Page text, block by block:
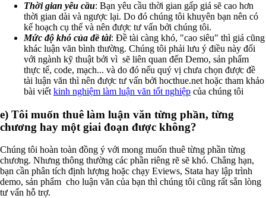
Thời gian yêu cầu: Bạn yêu cầu thời gian gấp giá sẽ cao hơn
thời gian dài và ngược lại. Do đó chúng tôi khuyên bạn nên có
kế hoạch cụ thể và nên được tư vấn bởi chúng tôi.
Mức độ khó của đề tài: Đề tài càng khó, "cao siêu" thì giá cũng
khác luận văn bình thường. Chúng tôi phải lưu ý điều này đối
với ngành kỹ thuật bởi vì sẽ liên quan đến Demo, sản phẩm
thực tế, code, mạch... và do đó nếu quý vị chưa chọn được đề
tài luận văn thì nên được tư vấn bởi hocthue.net hoặc tham khảo
bài viết kinh nghiệm làm luận văn tốt nghiệp của chúng tôi
e) Tôi muốn thuê làm luận văn từng phần, từng
chương hay một giai đoạn được không?
Chúng tôi hoàn toàn đồng ý với mong muốn thuê từng phần từng
chương. Nhưng thông thường các phần riêng rẽ sẽ khó. Chẳng hạn,
bạn cần phân tích định lượng hoặc chạy Eviews, Stata hay lập trình
demo, sản phẩm cho luận văn của bạn thì chúng tôi cũng rất sẵn lòng
tư vấn hỗ trợ.